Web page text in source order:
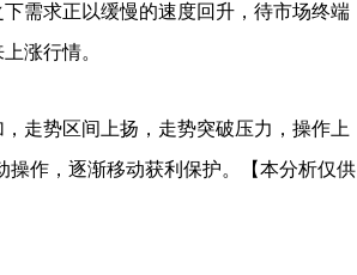
需求正以缓慢的速度回升，待市场终端
涨行情。
势区间上扬，走势突破压力，操作上
操作，逐渐移动获利保护。【本分析仅供